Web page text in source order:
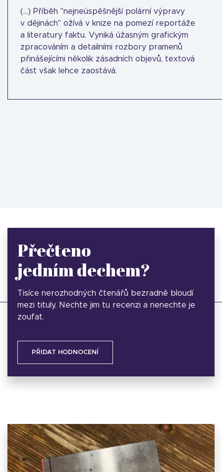
(...) Příběh "nejneúspěšnější polární výpravy
v dějinách" ožívá v knize na pomezí reportáže
a literatury faktu. Vyniká úžasným grafickým
zpracováním a detailními rozbory pramenů
přinášejícími několik zásadních objevů, textová
část však lehce zaostává.
Přečteno
jedním dechem?
Tisíce nerozhodných čtenářů bezradně bloudí
mezi tituly. Nechte jim tu recenzi a nenechte je
zoufat.
PŘIDAT HODNOCENÍ